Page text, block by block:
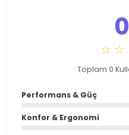
☆ ☆
Toplam 0
Performans & Güç
Konfor & Ergonomi